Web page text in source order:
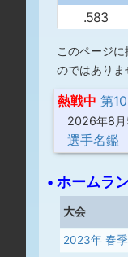
.583
このページ
のではありま
熱戦中 第
2026年8
選手名鑑
• ホームラ
大会
2023年 春